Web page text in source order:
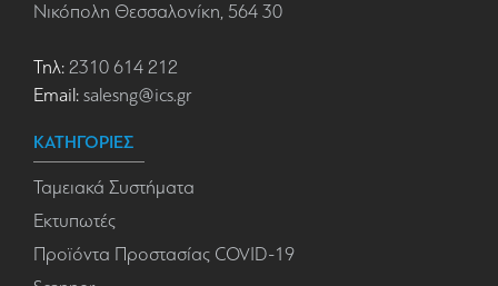
Νικόπολη Θεσσαλονίκη, 564 30
Τηλ: 2310 614 212
Email: salesng@ics.gr
ΚΑΤΗΓΟΡΙΕΣ
Ταμειακά Συστήματα
Εκτυπωτές
Προϊόντα Προστασίας COVID-19